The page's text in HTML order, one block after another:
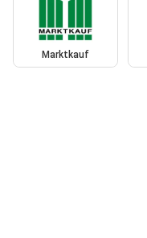
Marktkauf